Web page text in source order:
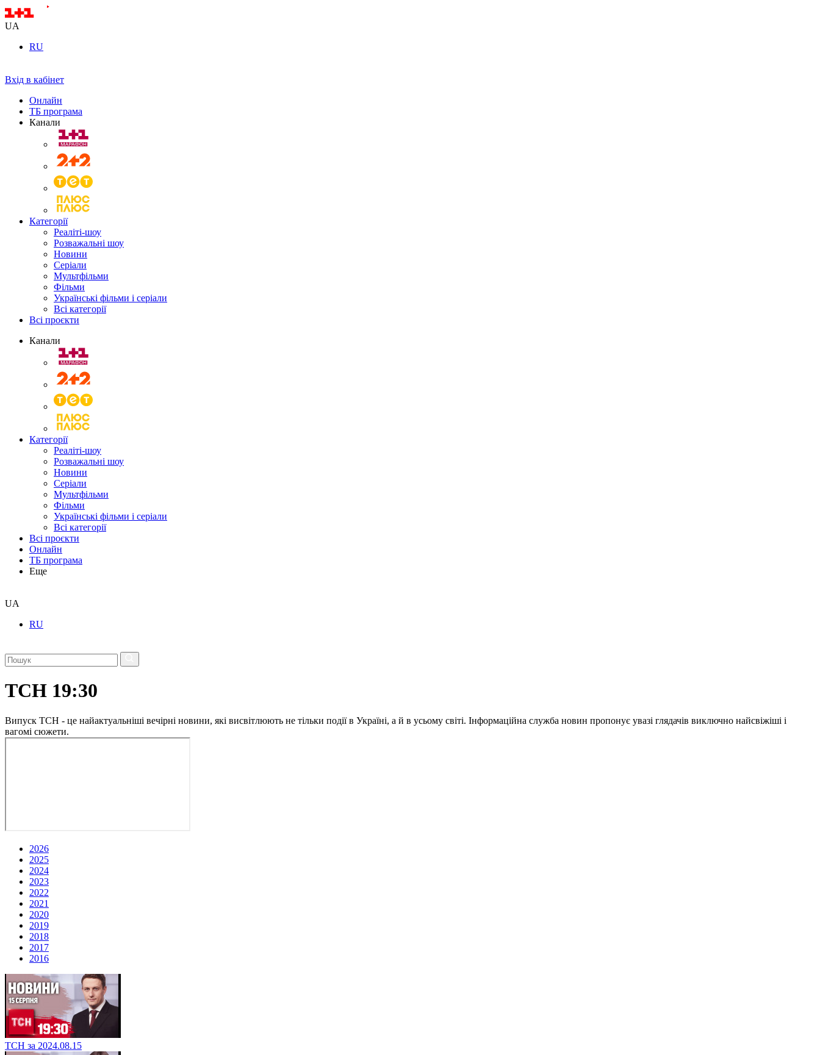
UA
RU
Вхід в кабінет
Онлайн
ТБ програма
Канали
Категорії
Реаліті-шоу
Розважальні шоу
Новини
Серіали
Мультфільми
Фільми
Українські фільми і серіали
Всі категорії
Всі проєкти
Канали
Категорії
Реаліті-шоу
Розважальні шоу
Новини
Серіали
Мультфільми
Фільми
Українські фільми і серіали
Всі категорії
Всі проєкти
Онлайн
ТБ програма
Еще
UA
RU
ТСН 19:30
Випуск ТСН - це найактуальніші вечірні новини, які висвітлюють не тільки події в Україні, а й в усьому світі. Інформаційна служба новин пропонує увазі глядачів виключно найсвіжіші і
вагомі сюжети.
2026
2025
2024
2023
2022
2021
2020
2019
2018
2017
2016
ТСН за 2024.08.15